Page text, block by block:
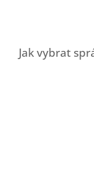
Jak vybrat